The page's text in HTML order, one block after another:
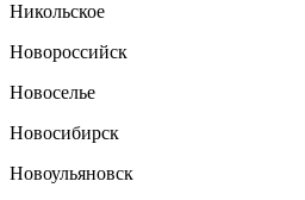
Никольское
Новороссийск
Новоселье
Новосибирск
Новоульяновск